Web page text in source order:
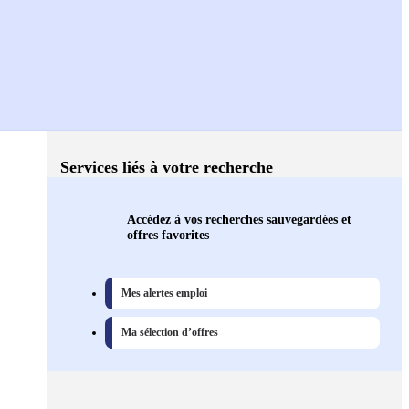
Services liés à votre recherche
Accédez à vos recherches sauvegardées et
offres favorites
Mes alertes emploi
Ma sélection d’offres